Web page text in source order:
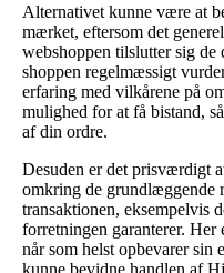
Alternativet kunne være at
mærket, eftersom det
webshoppen tilslutter sig de
shoppen regelmæssigt
erfaring med vilkårene på
mulighed for at få bistand,
af din ordre.
Desuden er det prisværdigt
omkring de grundlæggende
transaktionen, eksempelvis
forretningen garanterer. Her
når som helst opbevarer sin
kunne bevidne handlen af